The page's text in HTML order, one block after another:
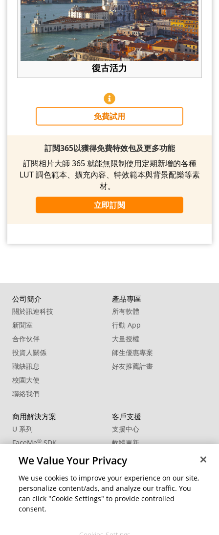
復古活力
免費試用
訂閱365以獲得免費特效包及更多功能
訂閱相片大師 365 就能無限制使用定期新增的各種
LUT 調色範本、擴充內容、特效範本與背景配樂等素
材。
立即訂閱
公司簡介
關於訊連科技
新聞室
合作伙伴
投資人關係
職缺訊息
校園大使
聯絡我們
產品專區
所有軟體
行動 App
大量授權
師生優惠專案
好友推薦計畫
商用解決方案
U 系列
FaceMe®SDK
客戶支援
支援中心
軟體更新
教學中心
社群資源
會員專區
變更地區
We Value Your Privacy
We use cookies to improve your experience on our site,
personalize content/ads, and analyze our traffic. You
can click "Cookie Settings" to provide controlled
consent.